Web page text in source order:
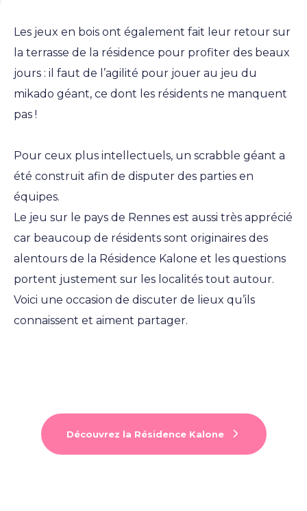
Les jeux en bois ont également fait leur retour sur
la terrasse de la résidence pour profiter des beaux
jours : il faut de l’agilité pour jouer au jeu du
mikado géant, ce dont les résidents ne manquent
pas !
Pour ceux plus intellectuels, un scrabble géant a
été construit afin de disputer des parties en
équipes.
Le jeu sur le pays de Rennes est aussi très apprécié
car beaucoup de résidents sont originaires des
alentours de la Résidence Kalone et les questions
portent justement sur les localités tout autour.
Voici une occasion de discuter de lieux qu’ils
connaissent et aiment partager.
Découvrez la Résidence Kalone